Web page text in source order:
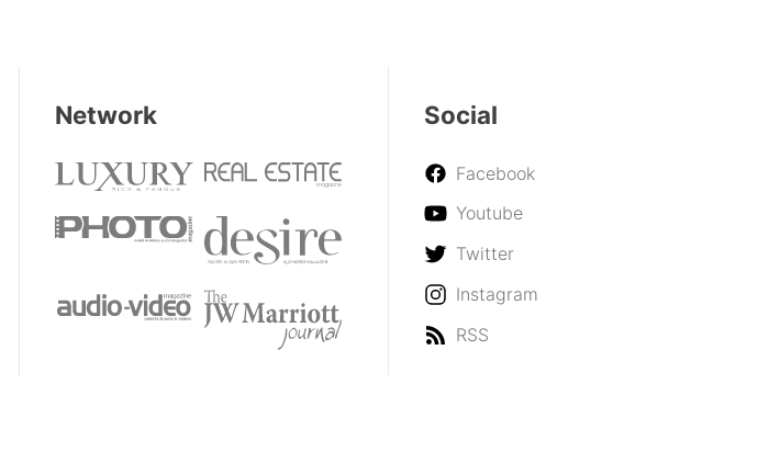
Network Social
Facebook
Youtube
Twitter
Instagram
RSS